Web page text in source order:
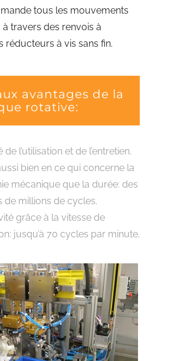
tous les mouvements
travers des renvois à
réducteurs à vis sans fin.
avantages de la
rotative:
de l’utilisation et de l’entretien.
bien en ce qui concerne la
mécanique que la durée: des
de millions de cycles.
grâce à la vitesse de
jusqu’à 70 cycles par minute.